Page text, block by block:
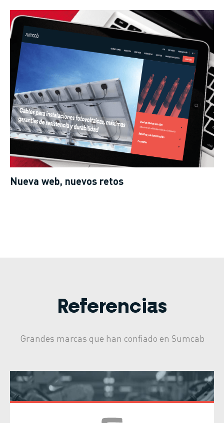
Nueva web, nuevos retos
Referencias
Grandes marcas que han confiado en Sumcab